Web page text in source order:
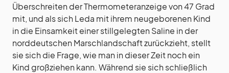
Überschreiten der Thermometeranzeige von 47 Grad
mit, und als sich Leda mit ihrem neugeborenen Kind
in die Einsamkeit einer stillgelegten Saline in der
norddeutschen Marschlandschaft zurückzieht, stellt
sie sich die Frage, wie man in dieser Zeit noch ein
Kind großziehen kann. Während sie sich schließlich